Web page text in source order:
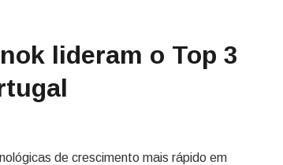
lideram o Top 3
de crescimento mais rápido em